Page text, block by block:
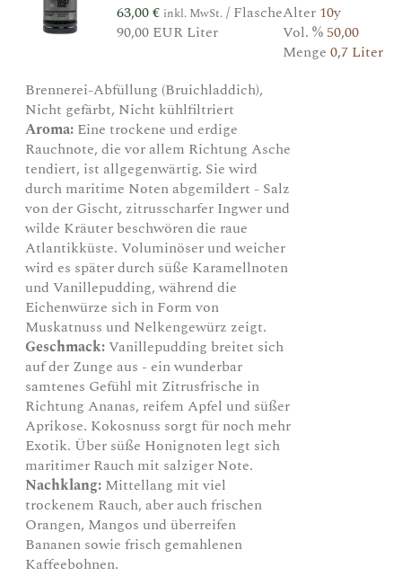
63,00€ inkl. MwSt. / Flasche
90,00 EUR Liter
Alter 10y
Vol. % 50,00
Menge0,7 Liter
Brennerei-Abfüllung (Bruichladdich),
Nicht gefärbt, Nicht kühlfiltriert
Aroma: Eine trockene und erdige
Rauchnote, die vor allem Richtung Asche
tendiert, ist allgegenwärtig. Sie wird
durch maritime Noten abgemildert - Salz
von der Gischt, zitrusscharfer Ingwer und
wilde Kräuter beschwören die raue
Atlantikküste. Voluminöser und weicher
wird es später durch süße Karamellnoten
und Vanillepudding, während die
Eichenwürze sich in Form von
Muskatnuss und Nelkengewürz zeigt.
Geschmack:Vanillepudding breitet sich
auf der Zunge aus - ein wunderbar
samtenes Gefühl mit Zitrusfrische in
Richtung Ananas, reifem Apfel und süßer
Aprikose. Kokosnuss sorgt für noch mehr
Exotik. Über süße Honignoten legt sich
maritimer Rauch mit salziger Note.
Nachklang: Mittellang mit viel
trockenem Rauch, aber auch frischen
Orangen, Mangos und überreifen
Bananen sowie frisch gemahlenen
Kaffeebohnen.